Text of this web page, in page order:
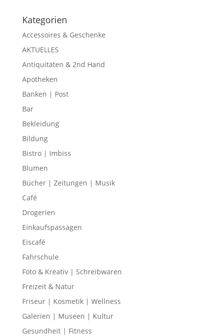
Kate­go­rien
Accessoires & Geschenke
AKTUELLES
Antiquitäten & 2nd Hand
Apotheken
Banken | Post
Bar
Bekleidung
Bildung
Bistro | Imbiss
Blumen
Bücher | Zeitungen | Musik
Café
Drogerien
Einkaufspassagen
Eiscafé
Fahrschule
Foto & Kreativ | Schreibwaren
Freizeit & Natur
Friseur | Kosmetik | Wellness
Galerien | Museen | Kultur
Gesundheit | Fitness